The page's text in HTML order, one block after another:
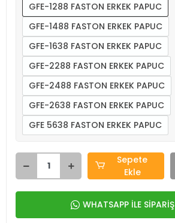
GFE-1288 FASTON ERKEK PAPUC
GFE-1488 FASTON ERKEK PAPUC
GFE-1638 FASTON ERKEK PAPUC
GFE-2288 FASTON ERKEK PAPUC
GFE-2488 FASTON ERKEK PAPUC
GFE-2638 FASTON ERKEK PAPUC
GFE 5638 FASTON ERKEK PAPUC
Sepete
Ekle
WHATSAPP İLE